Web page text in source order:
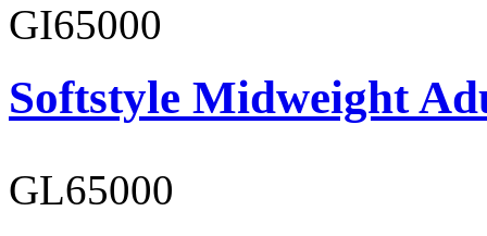
GI65000
Softstyle Midweight
GL65000